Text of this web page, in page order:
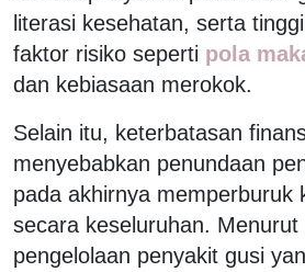
literasi kesehatan, serta
faktor risiko seperti pola
dan kebiasaan merokok.
Selain itu, keterbatasan
menyebabkan penundaan
pada akhirnya memperburuk
secara keseluruhan. Menurut
pengelolaan penyakit gusi